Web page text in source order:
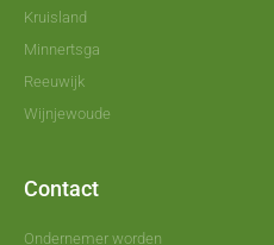
Kruisland
Minnertsga
Reeuwijk
Wijnjewoude
Contact
Ondernemer worden